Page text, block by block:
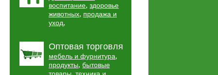
воспитание, здоровье
животных, продажа и
уход,
Оптовая торговля
мебель и фурнитура,
продукты, бытовые
,